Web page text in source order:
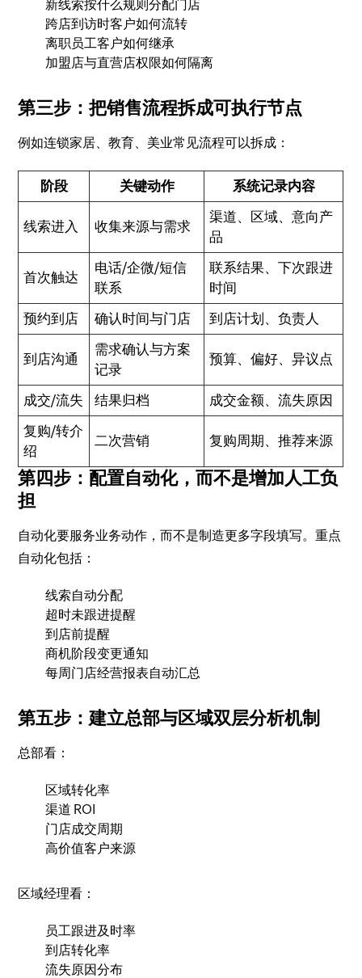
新线索按什么规则分配门店
跨店到访时客户如何流转
离职员工客户如何继承
加盟店与直营店权限如何隔离
第三步：把销售流程拆成可执行节点
例如连锁家居、教育、美业常见流程可以拆成：
阶段 关键动作 系统记录内容
线索进入 收集来源与需求
渠道、区域、意向产
品
首次触达
电话/企微/短信
联系
联系结果、下次跟进
时间
预约到店
确认时间与门店 到店计划、负责人
到店沟通
需求确认与方案
记录
预算、偏好、异议点
成交/流失 结果归档
成交金额、流失原因
复购/转介
绍
二次营销 复购周期、推荐来源
第四步：配置自动化，而不是增加人工负
担
自动化要服务业务动作，而不是制造更多字段填写。重点
自动化包括：
线索自动分配
超时未跟进提醒
到店前提醒
商机阶段变更通知
每周门店经营报表自动汇总
第五步：建立总部与区域双层分析机制
总部看：
区域转化率
渠道 ROI
门店成交周期
高价值客户来源
区域经理看：
员工跟进及时率
到店转化率
流失原因分布